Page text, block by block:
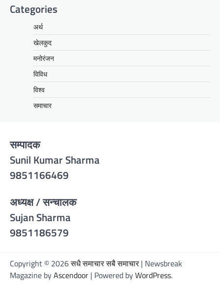
Categories
अर्थ
खेलकुद
मनोरंजन
विविध
विश्व
समाचार
सम्पादक
Sunil Kumar Sharma
9851166469
अध्यक्ष / सन्चालक
Sujan Sharma
9851186579
Copyright © 2026सधै समाचार सबै समाचार | Newsbreak
Magazine byAscendoor | Powered byWordPress.